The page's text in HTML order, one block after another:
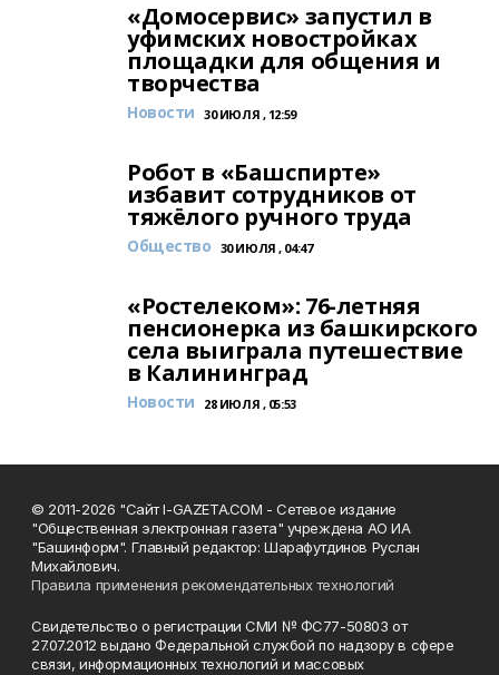
«Домосервис» запустил в
уфимских новостройках
площадки для общения и
творчества
Новости 30 ИЮЛЯ , 12:59
Робот в «Башспирте»
избавит сотрудников от
тяжёлого ручного труда
Общество 30 ИЮЛЯ , 04:47
«Ростелеком»: 76-летняя
пенсионерка из башкирского
села выиграла путешествие
в Калининград
Новости 28 ИЮЛЯ , 05:53
© 2011-2026 "Сайт I-GAZETA.COM - Сетевое издание
"Общественная электронная газета" учреждена АО ИА
"Башинформ". Главный редактор: Шарафутдинов Руслан
Михайлович.
Правила применения рекомендательных технологий
Свидетельство о регистрации СМИ № ФС77-50803 от
27.07.2012 выдано Федеральной службой по надзору в сфере
связи, информационных технологий и массовых